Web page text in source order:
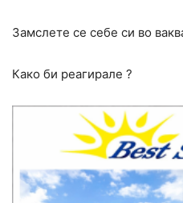
Замслете се себе си во
Како би реагирале ?